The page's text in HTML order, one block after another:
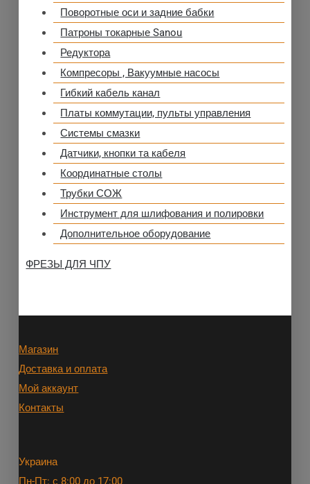
Поворотные оси и задние бабки
Патроны токарные Sanou
Редуктора
Компресоры , Вакуумные насосы
Гибкий кабель канал
Платы коммутации, пульты управления
Системы смазки
Датчики, кнопки та кабеля
Координатные столы
Трубки СОЖ
Инструмент для шлифования и полировки
Дополнительное оборудование
ФРЕЗЫ ДЛЯ ЧПУ
Магазин
Доставка и оплата
Мой аккаунт
Контакты
Украина